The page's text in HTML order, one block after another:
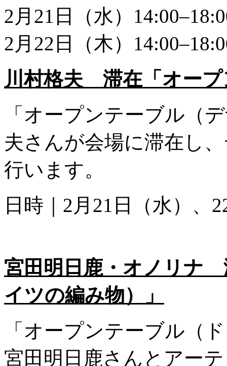
2月21日（水）
2月22日（木）
川村格夫 滞在「オープ
「オープンテーブル（
夫さんが会場に滞在し
行います。
日時｜2月21日（水）、
宮田明日鹿・オノリナ
イツの編み物）」
「オープンテーブル（
宮田明日鹿さんとアー